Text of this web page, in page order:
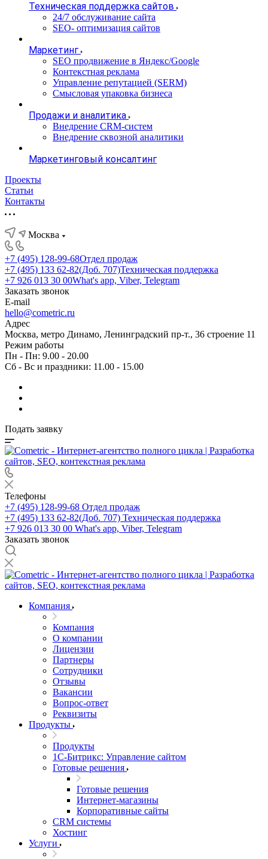
Техническая поддержка сайтов
24/7 обслуживание сайта
SEO- оптимизация сайтов
Маркетинг
SEO продвижение в Яндекс/Google
Контекстная реклама
Управление репутацией (SERM)
Смысловая упаковка бизнеса
Продажи и аналитика
Внедрение CRM-систем
Внедрение сквозной аналитики
Маркетинговый консалтинг
Проекты
Статьи
Контакты
Москва
+7 (495) 128-99-68Отдел продаж
+7 (495) 133 62-82(Доб. 707)Техническая поддержка
+7 926 013 30 00What's app, Viber, Telegram
Заказать звонок
E-mail
hello@cometric.ru
Адрес
Москва, метро Динамо, Ленинградский пр-т., 36 строение 11
Режим работы
Пн - Пн: 9.00 - 20.00
Сб - Вс и праздники: 11.00 - 15.00
Подать заявку
Телефоны
+7 (495) 128-99-68 Отдел продаж
+7 (495) 133 62-82(Доб. 707) Техническая поддержка
+7 926 013 30 00 What's app, Viber, Telegram
Заказать звонок
Компания
Компания
О компании
Лицензии
Партнеры
Сотрудники
Отзывы
Вакансии
Вопрос-ответ
Реквизиты
Продукты
Продукты
1С-Битрикс: Управление сайтом
Готовые решения
Готовые решения
Интернет-магазины
Корпоративные сайты
CRM системы
Хостинг
Услуги